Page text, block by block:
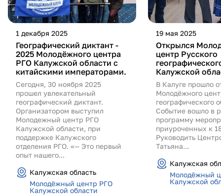
1 декабря 2025
Географический диктант -
2025 Молодёжного центра
РГО Калужской области с
китайскими императорами.
Сегодня, 30 ноября 2025
прошел увлекательный
географический диктант.
Организатором выступил
Молодежный центр РГО
Калужской области, при
поддержке Калужского
отделения РГО. «— Это первый
опыт нашего...
Калужская область
Молодёжный центр РГО
Калужской области
19 мая 2025
Открылся
центр Русского
Калужской
В Калуге прошло
Молодёжного
географического
Событие вошло в
программу
приуроченных к
Руководить
Татьяна...
Калужская
Молодёжный
Калужской